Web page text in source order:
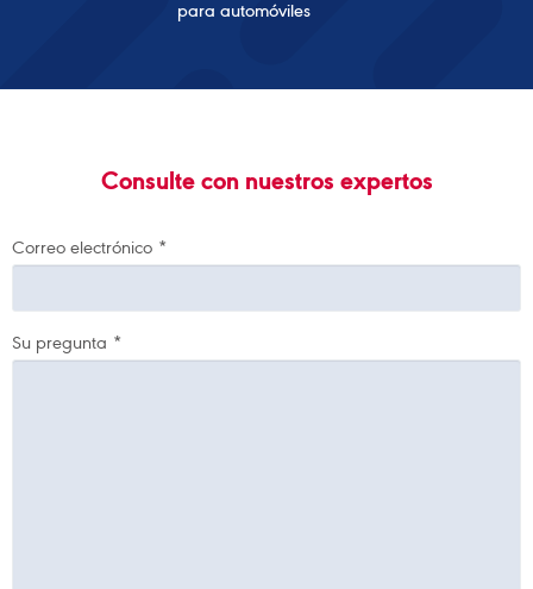
para automóviles
Consulte con nuestros expertos
Correo electrónico *
Su pregunta *